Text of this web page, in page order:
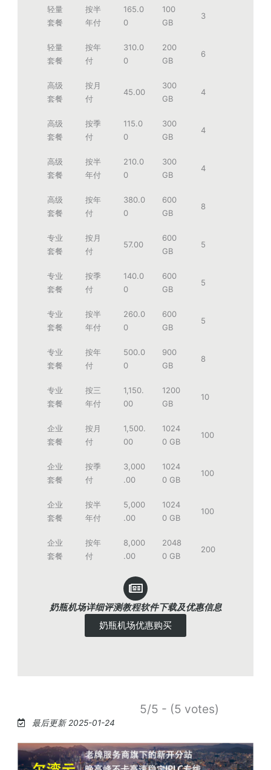
轻量
套餐
按半
年付
165.0
0
100
GB
3
轻量
套餐
按年
付
310.0
0
200
GB
6
高级
套餐
按月
付
45.00
300
GB
4
高级
套餐
按季
付
115.0
0
300
GB
4
高级
套餐
按半
年付
210.0
0
300
GB
4
高级
套餐
按年
付
380.0
0
600
GB
8
专业
套餐
按月
付
57.00
600
GB
5
专业
套餐
按季
付
140.0
0
600
GB
5
专业
套餐
按半
年付
260.0
0
600
GB
5
专业
套餐
按年
付
500.0
0
900
GB
8
专业
套餐
按三
年付
1,150.
00
1200
GB
10
企业
套餐
按月
付
1,500.
00
1024
0 GB
100
企业
套餐
按季
付
3,000
.00
1024
0 GB
100
企业
套餐
按半
年付
5,000
.00
1024
0 GB
100
企业
套餐
按年
付
8,000
.00
2048
0 GB
200
奶瓶机场详细评测教程软件下载及优惠信息
奶瓶机场优惠购买
5/5 - (5 votes)
最后更新 2025-01-24